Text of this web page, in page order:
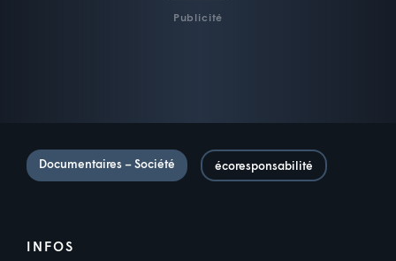
Publicité
Documentaires – Société écoresponsabilité
INFOS